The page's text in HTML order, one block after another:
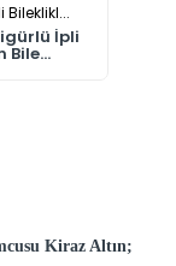
Bileklikl...
İpli
Bile...
Kiraz Altın;